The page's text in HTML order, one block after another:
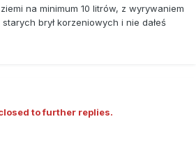
na minimum 10 litrów, z wyrywaniem
brył korzeniowych i nie dałeś
to further replies.